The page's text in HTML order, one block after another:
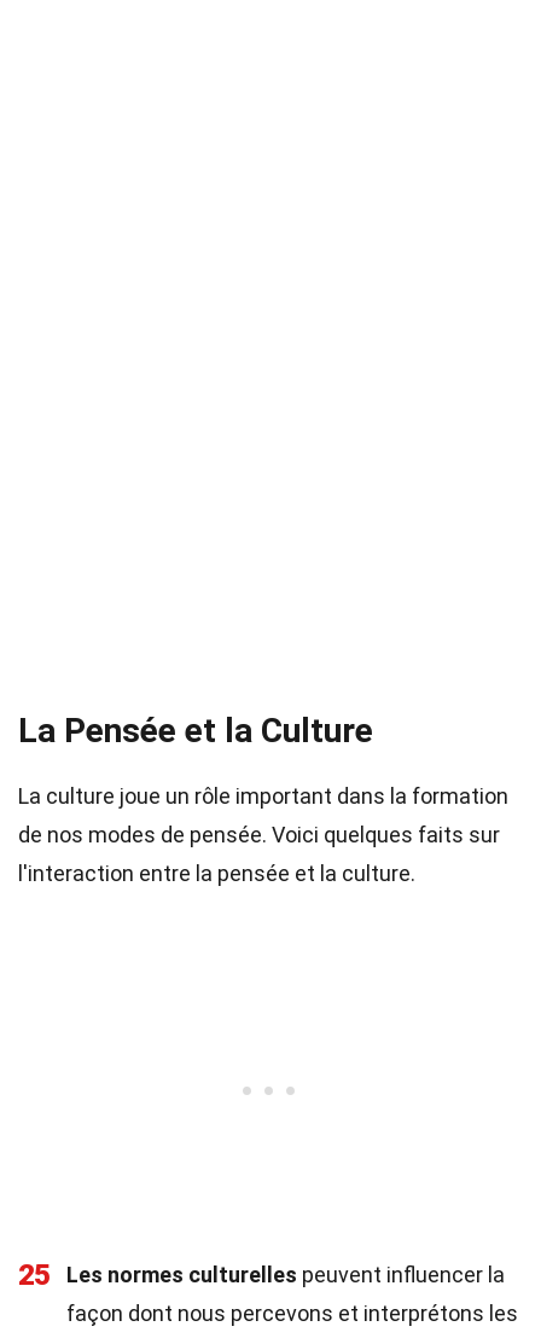
La Pensée et la Culture
La culture joue un rôle important dans la formation
de nos modes de pensée. Voici quelques faits sur
l'interaction entre la pensée et la culture.
25 Les normes culturelles peuvent influencer la
façon dont nous percevons et interprétons les